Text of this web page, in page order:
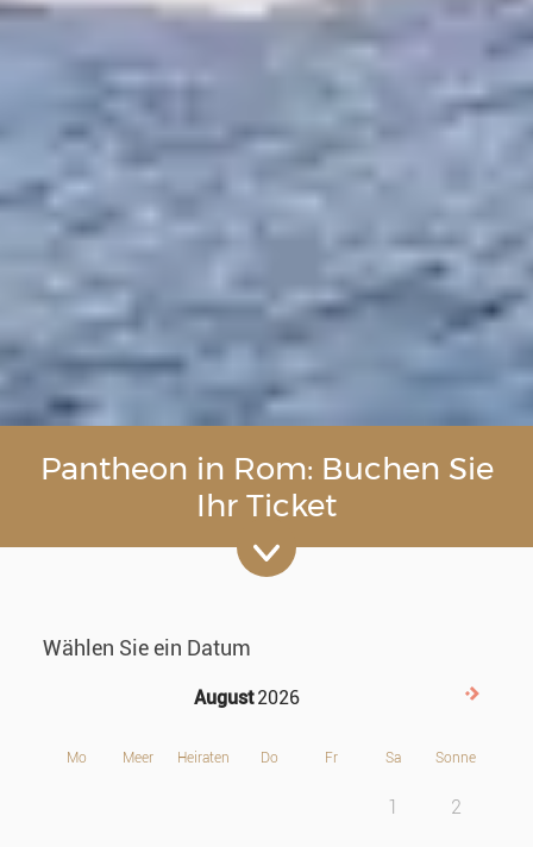
Pantheon in Rom: Buchen Sie
Ihr Ticket
Wählen Sie ein Datum
August 2026
Mo Meer Heiraten Do Fr Sa Sonne
1 2